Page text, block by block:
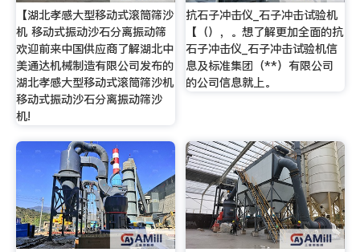
【湖北孝感大型移动式滚筒筛沙
机 移动式振动沙石分离振动筛
欢迎前来中国供应商了解湖北中
美通达机械制造有限公司发布的
湖北孝感大型移动式滚筒筛沙机
移动式振动沙石分离振动筛沙
机!
抗石子冲击仪_石子冲击试验机
【（），。想了解更加全面的抗
石子冲击仪_石子冲击试验机信
息及标准集团（**）有限公司
的公司信息就上。